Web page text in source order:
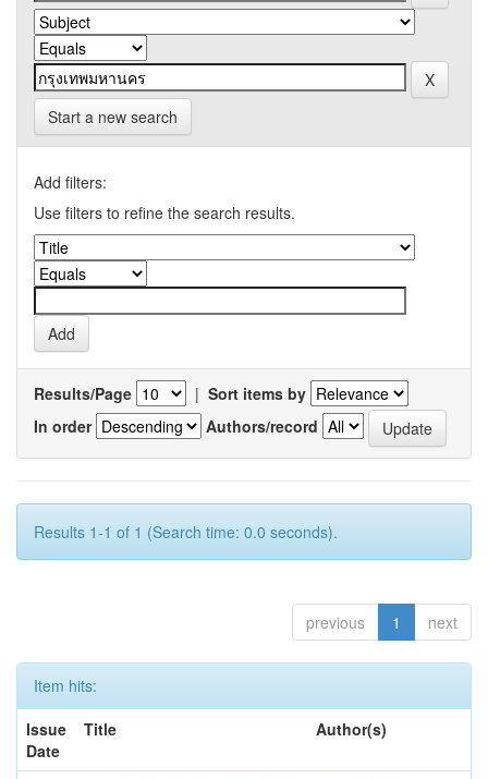
Start a new search
Add filters:
Use filters to refine the search results.
Results/Page | Sort items by
In order
Authors/record
Results 1-1 of 1 (Search time: 0.0 seconds).
previous 1 next
Item hits:
Issue
Date
Title Author(s)